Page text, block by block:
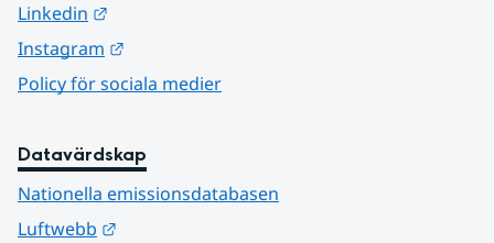
Linkedin
Instagram
Policy för sociala medier
Datavärdskap
Nationella emissionsdatabasen
Luftwebb